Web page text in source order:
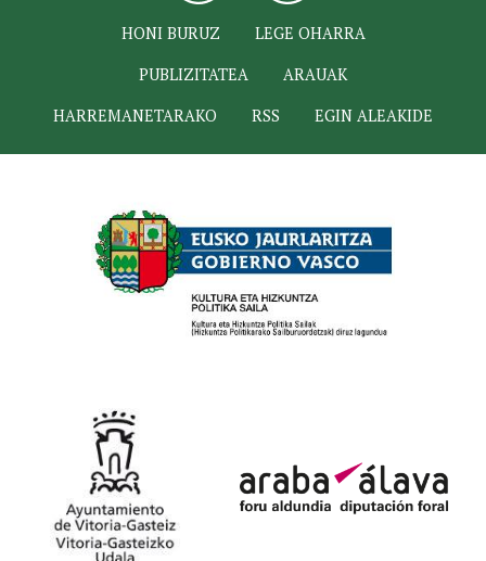
HONI BURUZ
LEGE OHARRA
PUBLIZITATEA
ARAUAK
HARREMANETARAKO
RSS EGIN ALEAKIDE